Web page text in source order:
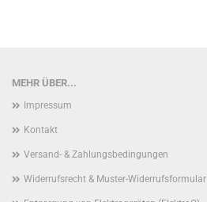
MEHR ÜBER...
Impressum
Kontakt
Versand- & Zahlungsbedingungen
Widerrufsrecht & Muster-Widerrufsformular